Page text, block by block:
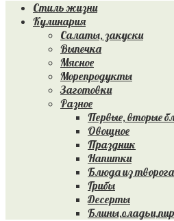
Стиль жизни
Кулинария
Салаты, закуски
Выпечка
Мясное
Морепродукты
Заготовки
Разное
Первые, вторые
Овощное
Праздник
Напитки
Блюда из творога
Грибы
Десерты